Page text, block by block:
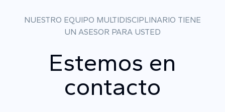
NUESTRO EQUIPO MULTIDISCIPLINARIO TIENE
UN ASESOR PARA USTED
Estemos en
contacto